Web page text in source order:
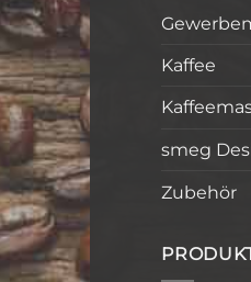
Kaffee
smeg
Zubehör